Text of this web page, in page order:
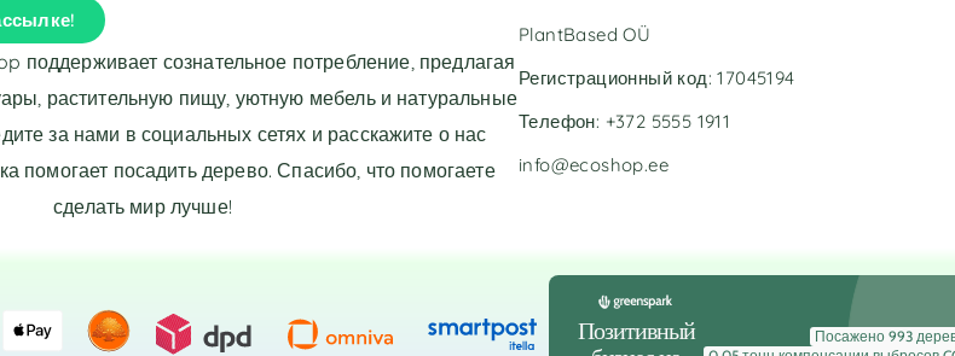
поддерживает сознательное потребление, предлагая
растительную пищу, уютную мебель и натуральные
за нами в социальных сетях и расскажите о нас
помогает посадить дерево. Спасибо, что помогаете
сделать мир лучше!
PlantBased OÜ
Регистрационный код: 17045194
Телефон: +372 5555 1911
info@ecoshop.ee
Позитивный
Посажено 993